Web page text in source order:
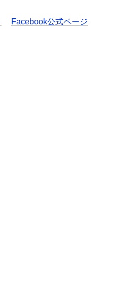
Facebook公式ページ